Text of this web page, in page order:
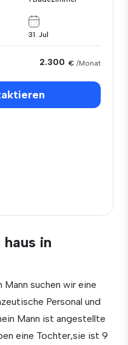
31. Jul
2.300 € /Monat
in
Mann suchen wir eine
Personal und
Mann ist angestellte
eine Tochter,sie ist 9